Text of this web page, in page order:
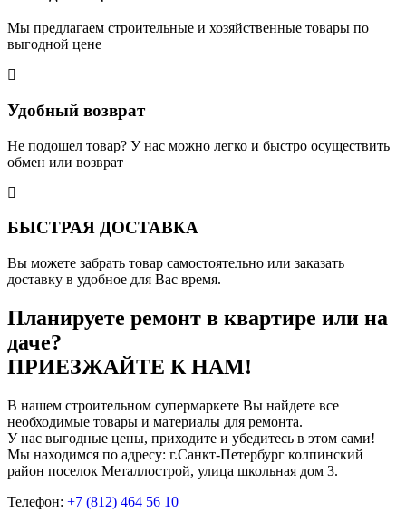
Мы предлагаем строительные и хозяйственные товары по
выгодной цене
Удобный возврат
Не подошел товар? У нас можно легко и быстро осуществить
обмен или возврат
БЫСТРАЯ ДОСТАВКА
Вы можете забрать товар самостоятельно или заказать
доставку в удобное для Вас время.
Планируете ремонт в квартире или на
даче?
ПРИЕЗЖАЙТЕ К НАМ!
В нашем строительном супермаркете Вы найдете все
необходимые товары и материалы для ремонта.
У нас выгодные цены, приходите и убедитесь в этом сами!
Мы находимся по адресу: г.Санкт-Петербург колпинский
район поселок Металлострой, улица школьная дом 3.
Телефон: +7 (812) 464 56 10